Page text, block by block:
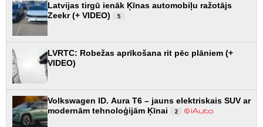
Latvijas tirgū ienāk Ķīnas automobiļu ražotājs
Zeekr (+ VIDEO)
5
LVRTC: Robežas aprīkošana rit pēc plāniem (+
VIDEO)
Volkswagen ID. Aura T6 – jauns elektriskais SUV ar
modernām tehnoloģijām Ķīnai
2